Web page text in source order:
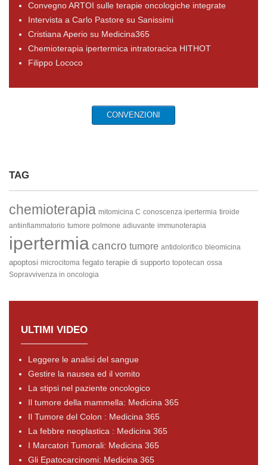
Convegno ARTOI sulle terapie oncologiche integrate
Intervista a Carlo Pastore su Sanissimi
Cristiana Aperio su Medicina365
Chemioterapia ipertermica intratoracica HITHOT
Filippo Lococo
CONVENZIONI
TAG
chemioterapia mitomicina C conoscenza ipertermia tiroide
antiinfiammatorio tumore polmone adiuvante immunoterapia
ipertermia cancro tumore antidolorifico bleomicina
apoptosi microcitoma fegato terapie di supporto topotecan ossa
Sopravvivenza in oncologia
ULTIMI VIDEO
Leggere le analisi del sangue
Gestire la nausea ed il vomito
La stipsi nel paziente oncologico
Il tumore della mammella: Medicina 365
Il Tumore del Colon : Medicina 365
La febbre neoplastica : Medicina 365
I Marcatori Tumorali: Medicina 365
Gli Epatocarcinomi: Medicina 365